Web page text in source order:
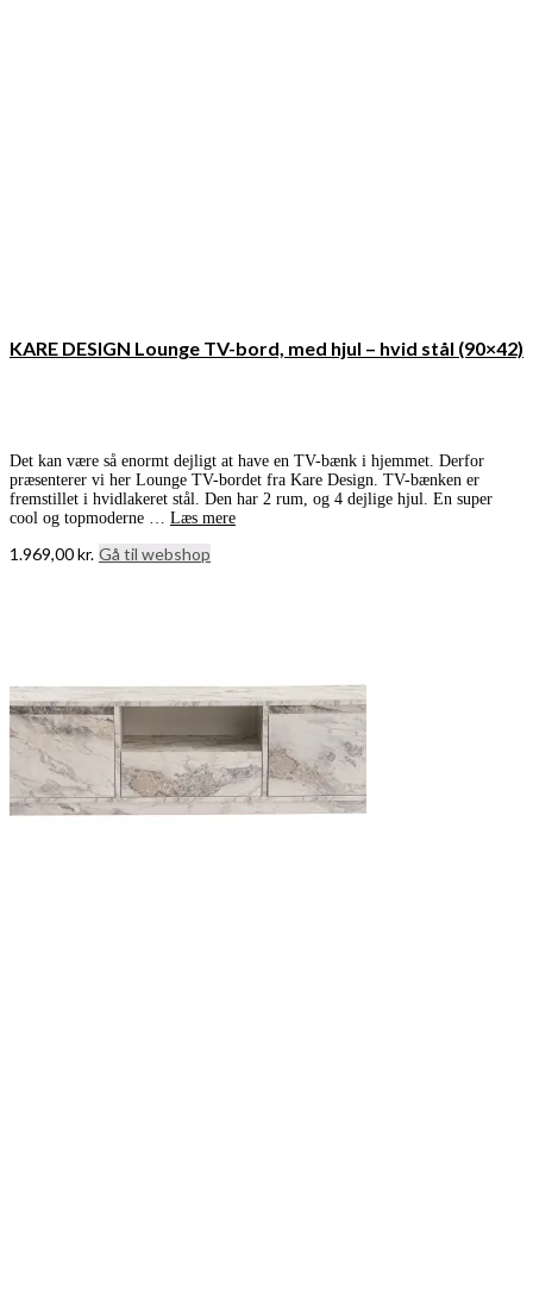
KARE DESIGN Lounge TV-bord, med hjul – hvid stål (90×42)
Det kan være så enormt dejligt at have en TV-bænk i hjemmet. Derfor
præsenterer vi her Lounge TV-bordet fra Kare Design. TV-bænken er
fremstillet i hvidlakeret stål. Den har 2 rum, og 4 dejlige hjul. En super
cool og topmoderne … Læs mere
1.969,00kr. Gå til webshop